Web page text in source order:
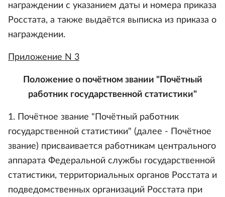
награждении с указанием даты и номера приказа
Росстата, а также выдаётся выписка из приказа о
награждении.
Приложение N 3
Положение о почётном звании "Почётный
работник государственной статистики"
1. Почётное звание "Почётный работник
государственной статистики" (далее - Почётное
звание) присваивается работникам центрального
аппарата Федеральной службы государственной
статистики, территориальных органов Росстата и
подведомственных организаций Росстата при